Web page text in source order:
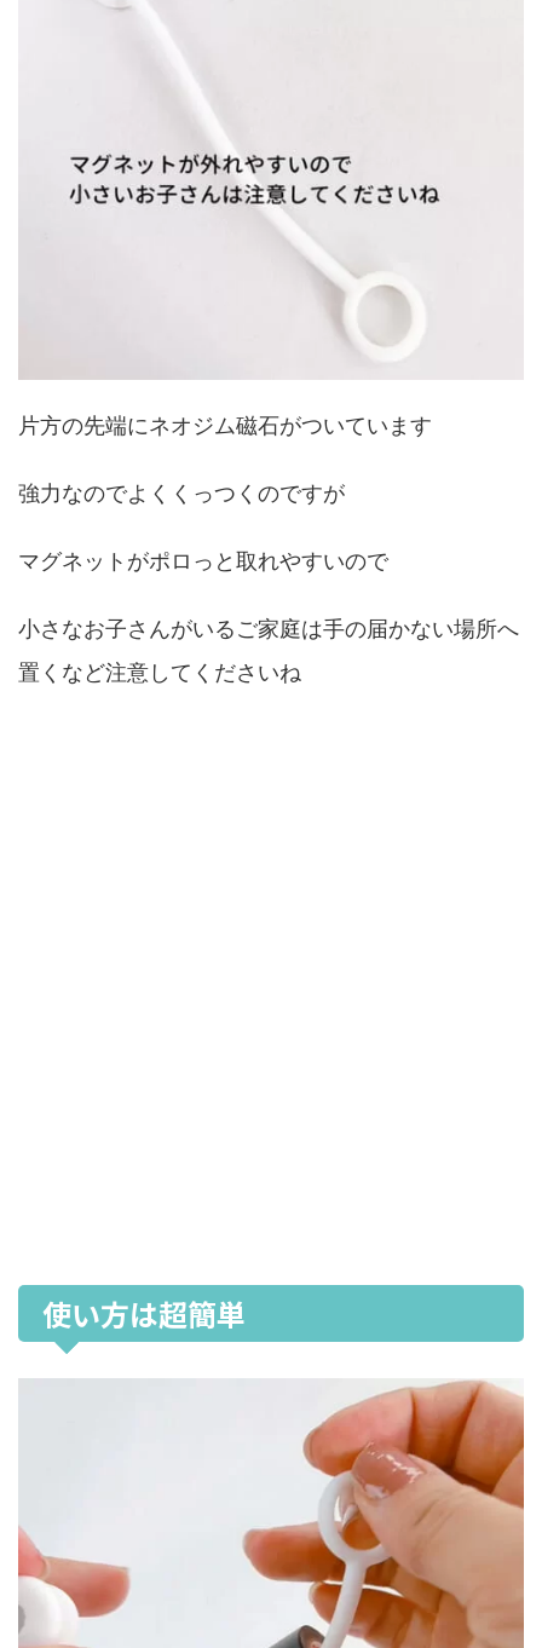
片方の先端にネオジム磁石がついています
強力なのでよくくっつくのですが
マグネットがポロっと取れやすいので
小さなお子さんがいるご家庭は手の届かない場所へ
置くなど注意してくださいね
使い方は超簡単